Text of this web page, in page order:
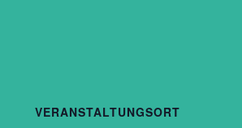
VERANSTALTUNGSORT